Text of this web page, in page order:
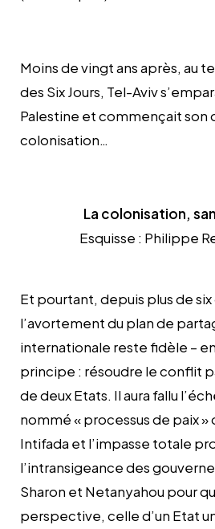
Moins de vingt ans après, au
des Six Jours, Tel-Aviv
Palestine et commençait son
colonisation…
La colonisation,
Esquisse : Philippe
Et pourtant, depuis plus de
l’avortement du plan de
internationale reste fidèle –
principe : résoudre le conflit
de deux Etats. Il aura fallu
nommé « processus de paix »
Intifada et l’impasse totale
l’intransigeance des
Sharon et Netanyahou pour
perspective, celle d’un Etat